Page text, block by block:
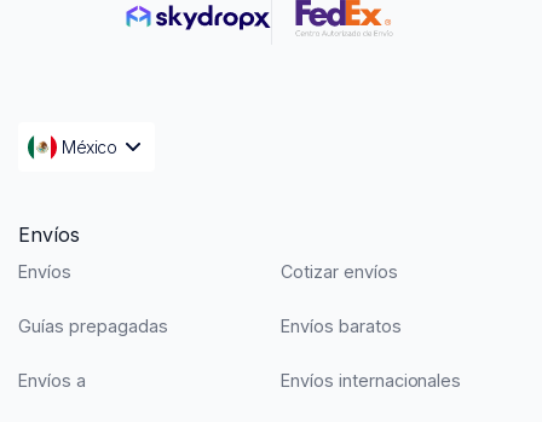
México
Envíos
Envíos Cotizar envíos
Guías prepagadas Envíos baratos
Envíos a Envíos internacionales